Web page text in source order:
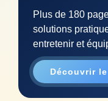
Plus de 180
solutions
entretenir et
Découvrir